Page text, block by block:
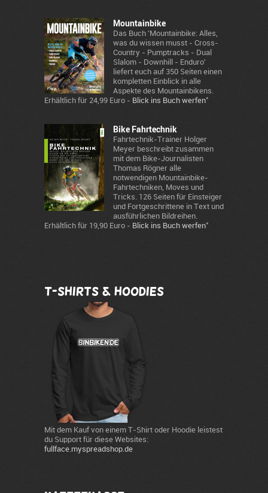
Mountainbike
Das Buch 'Mountainbike: Alles,
was du wissen musst - Cross-
Country - Pumptracks - Dual
Slalom - Downhill - Enduro'
liefert euch auf 350 Seiten einen
kompletten Einblick in alle
Aspekte des Mountainbikens.
Erhältlich für 24,99 Euro - Blick ins Buch werfen*
Bike Fahrtechnik
Fahrtechnik-Trainer Holger
Meyer beschreibt zusammen
mit dem Bike-Journalisten
Thomas Rögner alle
notwendigen Mountainbike-
Fahrtechniken, Moves und
Tricks. 126 Seiten für Einsteiger
und Fortgeschrittene in Text und
ausführlichen Bildreihen.
Erhältlich für 19,90 Euro - Blick ins Buch werfen*
T-Shirts & Hoodies
Mit dem Kauf von einem T-Shirt oder Hoodie leistest
du Support für diese Websites:
fullface.myspreadshop.de